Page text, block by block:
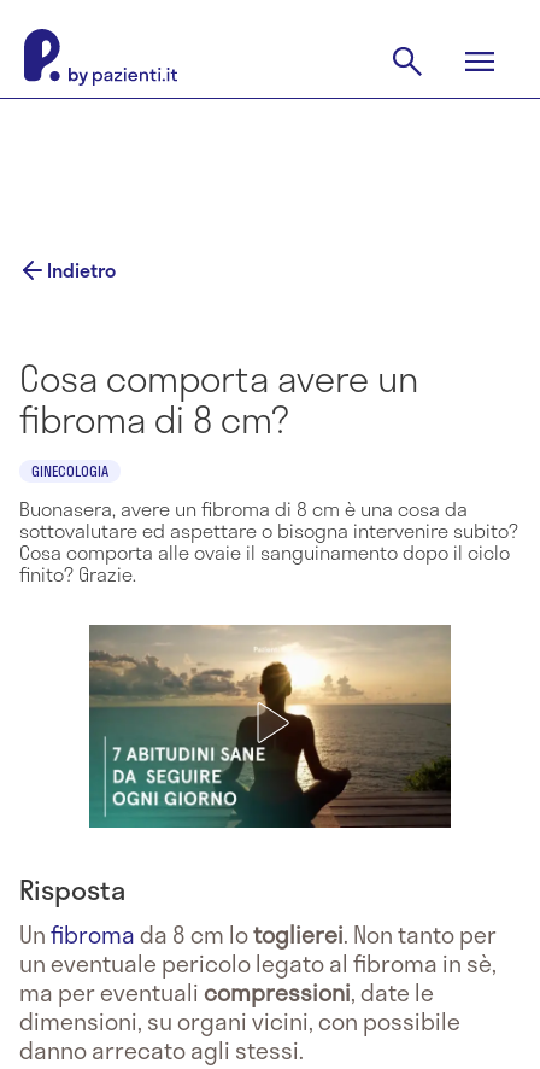
Indietro
Cosa comporta avere un
fibroma di 8 cm?
GINECOLOGIA
Buonasera, avere un fibroma di 8 cm è una cosa da
sottovalutare ed aspettare o bisogna intervenire subito?
Cosa comporta alle ovaie il sanguinamento dopo il ciclo
finito? Grazie.
Risposta
Unfibromada 8 cm lotoglierei. Non tanto per
un eventuale pericolo legato al fibroma in sè,
ma per eventualicompressioni, date le
dimensioni, su organi vicini, con possibile
danno arrecato agli stessi.